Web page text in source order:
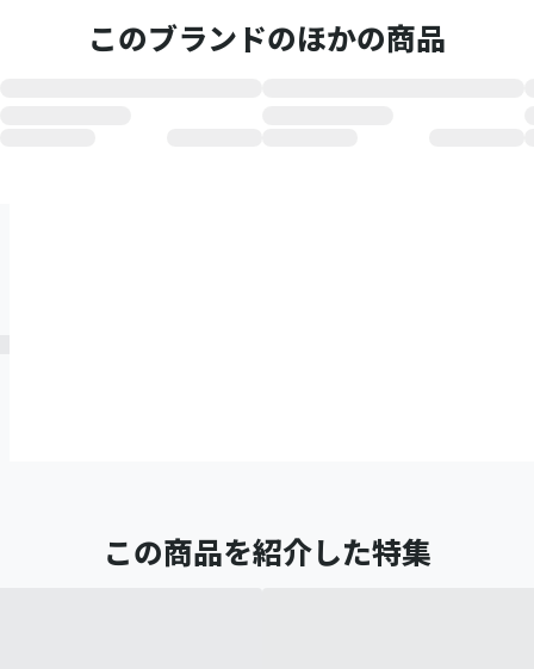
このブランドのほかの商品
この商品を紹介した特集